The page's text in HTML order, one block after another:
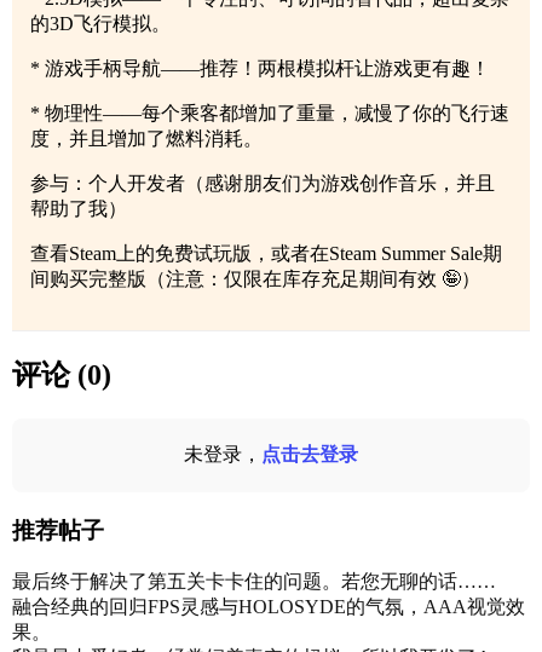
的3D飞行模拟。
* 游戏手柄导航——推荐！两根模拟杆让游戏更有趣！
* 物理性——每个乘客都增加了重量，减慢了你的飞行速
度，并且增加了燃料消耗。
参与：个人开发者（感谢朋友们为游戏创作音乐，并且
帮助了我）
查看Steam上的免费试玩版，或者在Steam Summer Sale期
间购买完整版（注意：仅限在库存充足期间有效 🤪）
评论 (0)
未登录， 点击去登录
推荐帖子
最后终于解决了第五关卡卡住的问题。若您无聊的话……
融合经典的回归FPS灵感与HOLOSYDE的气氛，AAA视觉效
果。